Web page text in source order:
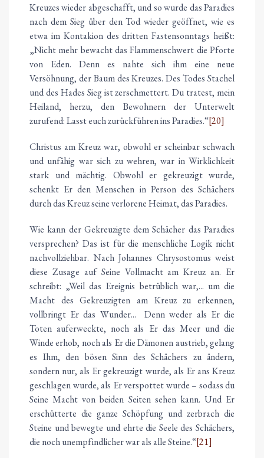
Kreuzes wieder abgeschafft, und so wurde das Paradies
nach dem Sieg über den Tod wieder geöffnet, wie es
etwa im Kontakion des dritten Fastensonntags heißt:
„Nicht mehr bewacht das Flammenschwert die Pforte
von Eden. Denn es nahte sich ihm eine neue
Versöhnung, der Baum des Kreuzes. Des Todes Stachel
und des Hades Sieg ist zerschmettert. Du tratest, mein
Heiland, herzu, den Bewohnern der Unterwelt
zurufend: Lasst euch zurückführen ins Paradies.“[20]
Christus am Kreuz war, obwohl er scheinbar schwach
und unfähig war sich zu wehren, war in Wirklichkeit
stark und mächtig. Obwohl er gekreuzigt wurde,
schenkt Er den Menschen in Person des Schächers
durch das Kreuz seine verlorene Heimat, das Paradies.
Wie kann der Gekreuzigte dem Schächer das Paradies
versprechen? Das ist für die menschliche Logik nicht
nachvollziehbar. Nach Johannes Chrysostomus weist
diese Zusage auf Seine Vollmacht am Kreuz an. Er
schreibt: „Weil das Ereignis betrüblich war,... um die
Macht des Gekreuzigten am Kreuz zu erkennen,
vollbringt Er das Wunder... Denn weder als Er die
Toten auferweckte, noch als Er das Meer und die
Winde erhob, noch als Er die Dämonen austrieb, gelang
es Ihm, den bösen Sinn des Schächers zu ändern,
sondern nur, als Er gekreuzigt wurde, als Er ans Kreuz
geschlagen wurde, als Er verspottet wurde – sodass du
Seine Macht von beiden Seiten sehen kann. Und Er
erschütterte die ganze Schöpfung und zerbrach die
Steine und bewegte und ehrte die Seele des Schächers,
die noch unempfindlicher war als alle Steine.“[21]